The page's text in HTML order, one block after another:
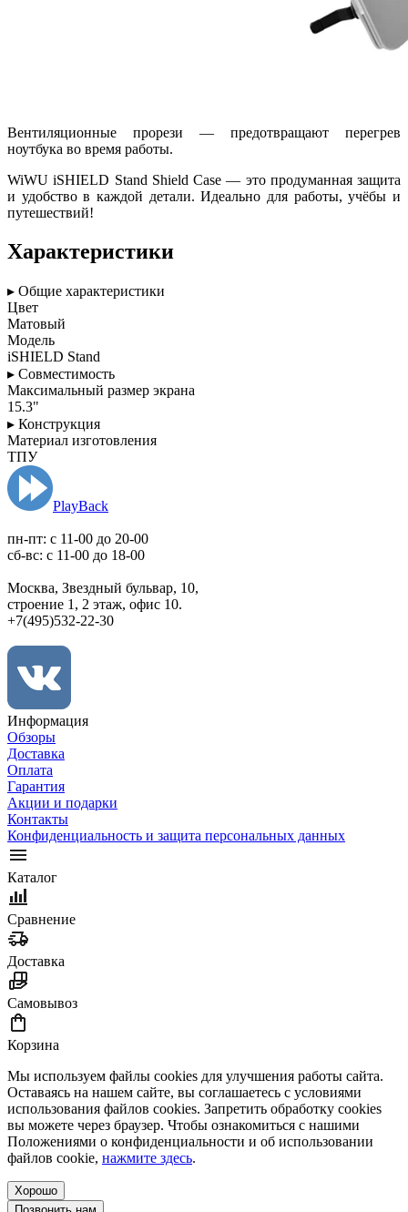
Вентиляционные прорези — предотвращают перегрев
ноутбука во время работы.
WiWU iSHIELD Stand Shield Case — это продуманная защита
и удобство в каждой детали. Идеально для работы, учёбы и
путешествий!
Характеристики
▸ Общие характеристики
Цвет
Матовый
Модель
iSHIELD Stand
▸ Совместимость
Максимальный размер экрана
15.3"
▸ Конструкция
Материал изготовления
ТПУ
PlayBack
пн-пт: c 11-00 до 20-00
сб-вс: с 11-00 до 18-00
Москва, Звездный бульвар, 10,
строение 1, 2 этаж, офис 10.
+7(495)532-22-30
Информация
Обзоры
Доставка
Оплата
Гарантия
Акции и подарки
Контакты
Конфиденциальность и защита персональных данных
Каталог
Сравнение
Доставка
Самовывоз
Корзина
Мы используем файлы cookies для улучшения работы сайта.
Оставаясь на нашем сайте, вы соглашаетесь с условиями
использования файлов cookies. Запретить обработку cookies
вы можете через браузер. Чтобы ознакомиться с нашими
Положениями о конфиденциальности и об использовании
файлов cookie, нажмите здесь.
Хорошо